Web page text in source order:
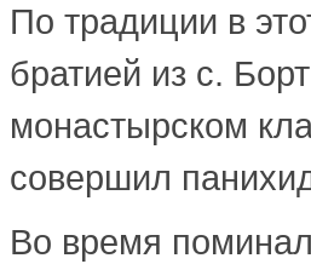
По традиции в
братией из с.
монастырском
совершил
Во время